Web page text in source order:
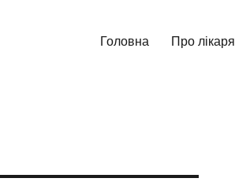
Головна Про лікаря